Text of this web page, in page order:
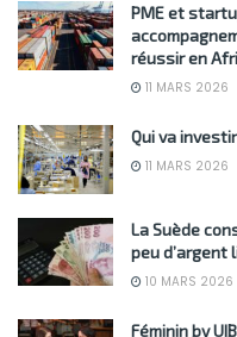
PME et
réussir en
11 MARS 2026
Qui va
11 MARS 2026
La Suède
peu d’argent
10 MARS 2026
Féminin by